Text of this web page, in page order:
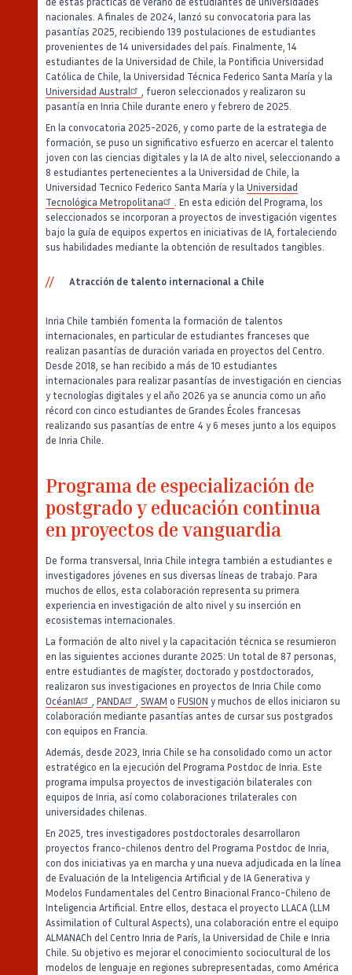
nacionales. A finales de 2024, lanzó su convocatoria para las
pasantías 2025, recibiendo 139 postulaciones de estudiantes
provenientes de 14 universidades del país. Finalmente, 14
estudiantes de la Universidad de Chile, la Pontificia Universidad
Católica de Chile, la Universidad Técnica Federico Santa María y la
Universidad Austral
, fueron seleccionados y realizaron su
pasantía en Inria Chile durante enero y febrero de 2025.
En la convocatoria 2025-2026, y como parte de la estrategia de
formación, se puso un significativo esfuerzo en acercar el talento
joven con las ciencias digitales y la IA de alto nivel, seleccionando a
8 estudiantes pertenecientes a la Universidad de Chile, la
Universidad Tecnico Federico Santa María y la Universidad
Tecnológica Metropolitana
. En esta edición del Programa, los
seleccionados se incorporan a proyectos de investigación vigentes
bajo la guía de equipos expertos en iniciativas de IA, fortaleciendo
sus habilidades mediante la obtención de resultados tangibles.
Atracción de talento internacional a Chile
Inria Chile también fomenta la formación de talentos
internacionales, en particular de estudiantes franceses que
realizan pasantías de duración variada en proyectos del Centro.
Desde 2018, se han recibido a más de 10 estudiantes
internacionales para realizar pasantías de investigación en ciencias
y tecnologías digitales y el año 2026 ya se anuncia como un año
récord con cinco estudiantes de Grandes Écoles francesas
realizando sus pasantías de entre 4 y 6 meses junto a los equipos
de Inria Chile.
Programa de especialización de
postgrado y educación continua
en proyectos de vanguardia
De forma transversal, Inria Chile integra también a estudiantes e
investigadores jóvenes en sus diversas líneas de trabajo. Para
muchos de ellos, esta colaboración representa su primera
experiencia en investigación de alto nivel y su inserción en
ecosistemas internacionales.
La formación de alto nivel y la capacitación técnica se resumieron
en las siguientes acciones durante 2025: Un total de 87 personas,
entre estudiantes de magíster, doctorado y postdoctorados,
realizaron sus investigaciones en proyectos de Inria Chile como
OcéanIA
, PANDA , SWAM o FUSION y muchos de ellos iniciaron su
colaboración mediante pasantías antes de cursar sus postgrados
con equipos en Francia.
Además, desde 2023, Inria Chile se ha consolidado como un actor
estratégico en la ejecución del Programa Postdoc de Inria. Este
programa impulsa proyectos de investigación bilaterales con
equipos de Inria, así como colaboraciones trilaterales con
universidades chilenas.
En 2025, tres investigadores postdoctorales desarrollaron
proyectos franco-chilenos dentro del Programa Postdoc de Inria,
con dos iniciativas ya en marcha y una nueva adjudicada en la línea
de Evaluación de la Inteligencia Artificial y de IA Generativa y
Modelos Fundamentales del Centro Binacional Franco-Chileno de
Inteligencia Artificial. Entre ellos, destaca el proyecto LLACA (LLM
Assimilation of Cultural Aspects), una colaboración entre el equipo
ALMANACh del Centro Inria de París, la Universidad de Chile e Inria
Chile. Su objetivo es mejorar el conocimiento sociocultural de los
modelos de lenguaje en regiones subrepresentadas, como América